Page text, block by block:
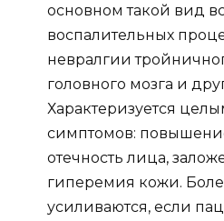
основном такой вид
воспалительных
невралгии
головного мозга и
Характеризуется
симптомов:
отечность лица,
гиперемия кожи.
усиливаются, если